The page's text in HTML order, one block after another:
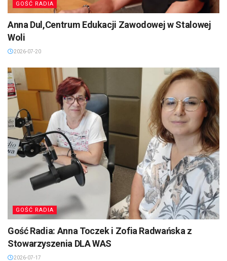
GOŚĆ RADIA
Anna Dul,Centrum Edukacji Zawodowej w Stalowej
Woli
2026-07-20
GOŚĆ RADIA
Gość Radia: Anna Toczek i Zofia Radwańska z
Stowarzyszenia DLA WAS
2026-07-17